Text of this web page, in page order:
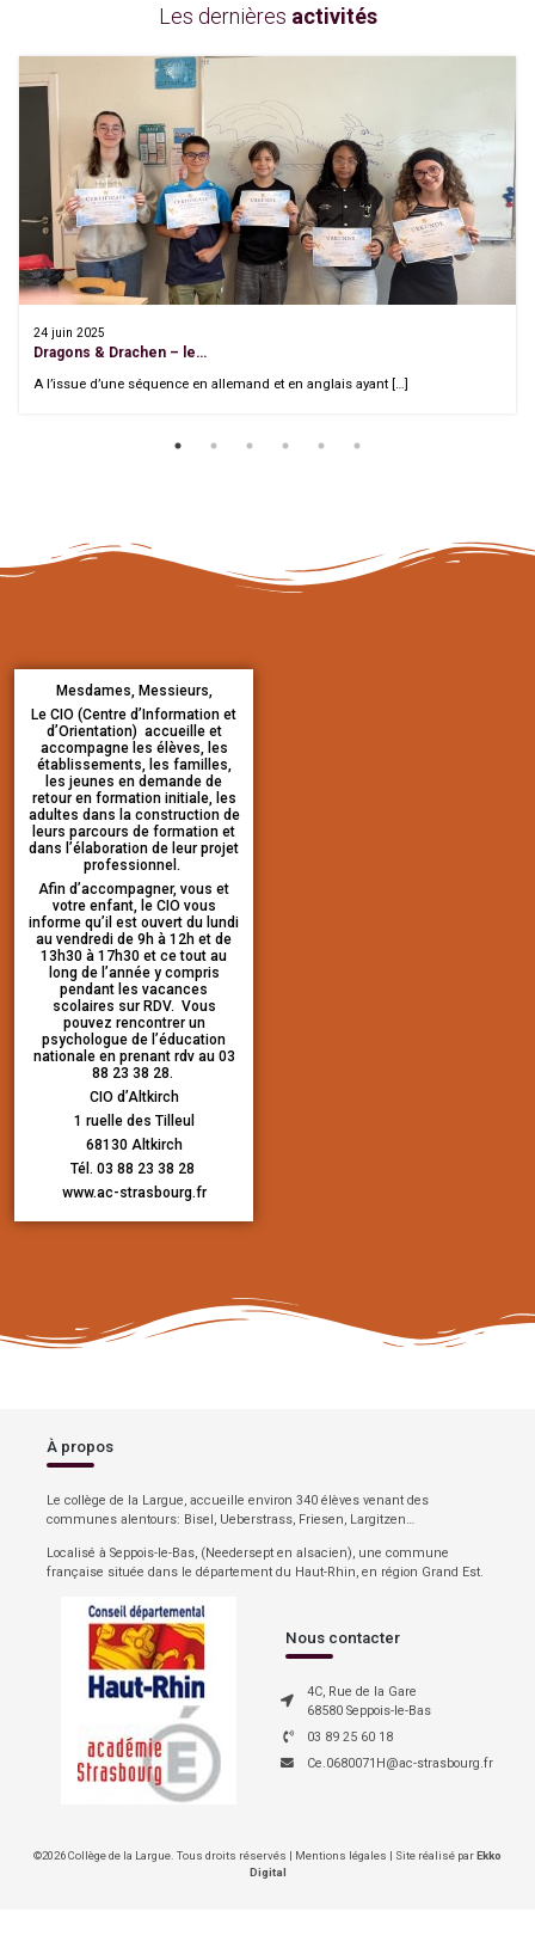
Les dernières activités
24 juin 2025
Dragons & Drachen – le…
A l’issue d’une séquence en allemand et en anglais ayant […]
Mesdames, Messieurs,
Le CIO (Centre d’Information et
d’Orientation) accueille et
accompagne les élèves, les
établissements, les familles,
les jeunes en demande de
retour en formation initiale, les
adultes dans la construction de
leurs parcours de formation et
dans l’élaboration de leur projet
professionnel.
Afin d’accompagner, vous et
votre enfant, le CIO vous
informe qu’il est ouvert du lundi
au vendredi de 9h à 12h et de
13h30 à 17h30 et ce tout au
long de l’année y compris
pendant les vacances
scolaires sur RDV. Vous
pouvez rencontrer un
psychologue de l’éducation
nationale en prenant rdv au 03
88 23 38 28.
CIO d’Altkirch
1 ruelle des Tilleul
68130 Altkirch
Tél. 03 88 23 38 28
www.ac-strasbourg.fr
À propos
Le collège de la Largue, accueille environ 340 élèves venant des
communes alentours: Bisel, Ueberstrass, Friesen, Largitzen…
Localisé à Seppois-le-Bas, (Needersept en alsacien), une commune
française située dans le département du Haut-Rhin, en région Grand Est.
Nous contacter
4C, Rue de la Gare
68580 Seppois-le-Bas
03 89 25 60 18
Ce.0680071H@ac-strasbourg.fr
©2026 Collège de la Largue. Tous droits réservés | Mentions légales Site réalisé par Ekko
Digital